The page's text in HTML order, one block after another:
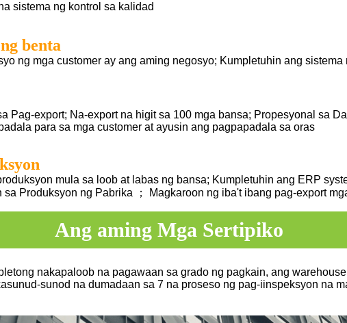
sistema ng kontrol sa kalidad
benta
ng mga customer ay ang aming negosyo; Kumpletuhin ang
Pag-export; Na-export na higit sa 100 mga bansa; Propesyonal sa
para sa mga customer at ayusin ang pagpapadala sa oras
mula sa loob at labas ng bansa; Kumpletuhin ang ERP
sa Produksyon ng Pabrika ； Magkaroon ng iba't ibang pag-export
Ang aming Mga Sertipiko
nakapaloob na pagawaan sa grado ng pagkain, ang
sunod na dumadaan sa 7 na proseso ng pag-iinspeksyon na